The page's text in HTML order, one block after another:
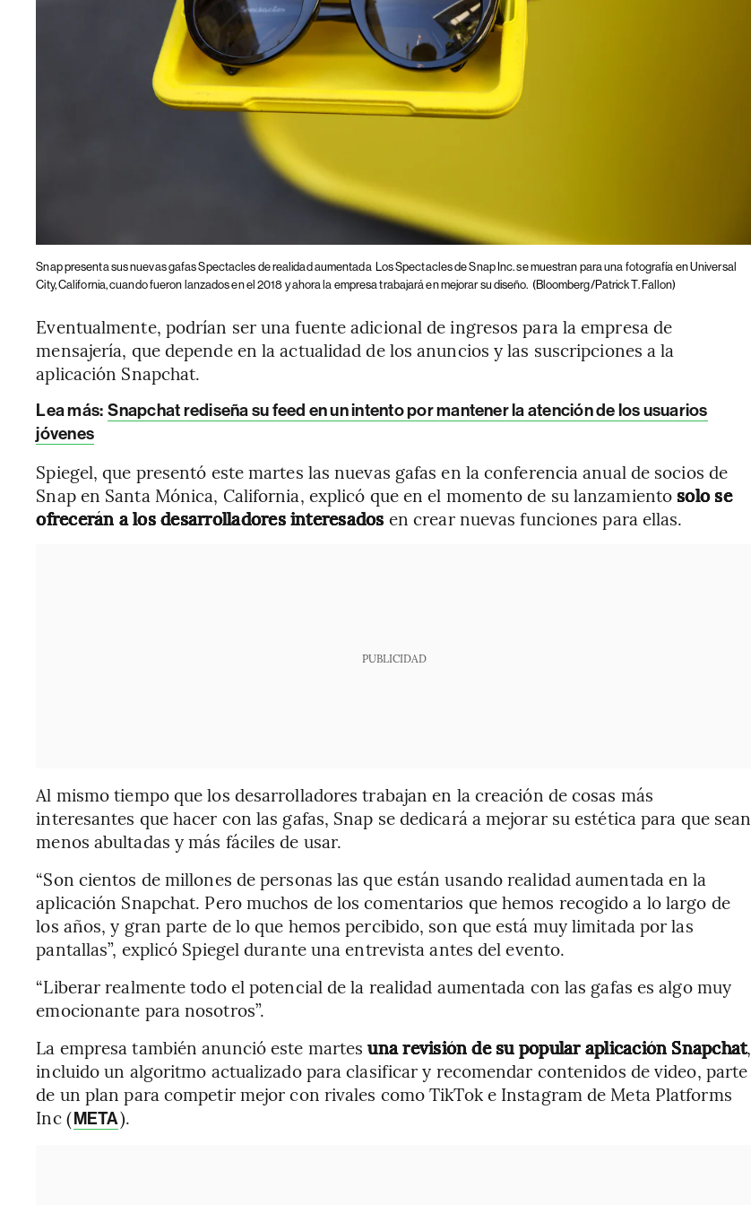
Snap presenta sus nuevas gafas Spectacles de realidad aumentada
Los Spectacles de Snap Inc. se muestran para una fotografía en Universal
City, California, cuando fueron lanzados en el 2018 y ahora la empresa trabajará en mejorar su diseño. (Bloomberg/Patrick T. Fallon)
Eventualmente, podrían ser una fuente adicional de ingresos para la empresa de
mensajería, que depende en la actualidad de los anuncios y las suscripciones a la
aplicación Snapchat.
Lea más: Snapchat rediseña su feed en un intento por mantener la atención de los usuarios
jóvenes
Spiegel, que presentó este martes las nuevas gafas en la conferencia anual de socios de
Snap en Santa Mónica, California, explicó que en el momento de su lanzamiento solo se
ofrecerán a los desarrolladores interesados en crear nuevas funciones para ellas.
PUBLICIDAD
Al mismo tiempo que los desarrolladores trabajan en la creación de cosas más
interesantes que hacer con las gafas, Snap se dedicará a mejorar su estética para que sean
menos abultadas y más fáciles de usar.
“Son cientos de millones de personas las que están usando realidad aumentada en la
aplicación Snapchat. Pero muchos de los comentarios que hemos recogido a lo largo de
los años, y gran parte de lo que hemos percibido, son que está muy limitada por las
pantallas”, explicó Spiegel durante una entrevista antes del evento.
“Liberar realmente todo el potencial de la realidad aumentada con las gafas es algo muy
emocionante para nosotros”.
La empresa también anunció este martes una revisión de su popular aplicación Snapchat,
incluido un algoritmo actualizado para clasificar y recomendar contenidos de video, parte
de un plan para competir mejor con rivales como TikTok e Instagram de Meta Platforms
Inc (META).